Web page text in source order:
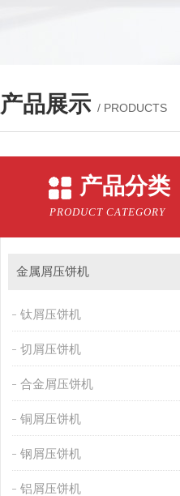
产品展示 / PRODUCTS
产品分类
PRODUCT CATEGORY
金属屑压饼机
钛屑压饼机
切屑压饼机
合金屑压饼机
铜屑压饼机
钢屑压饼机
铝屑压饼机